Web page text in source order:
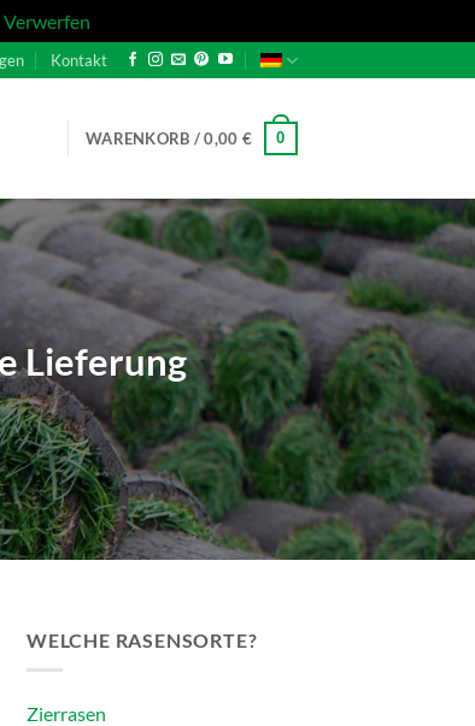
Verwerfen
Kontakt
WARENKORB /0,00 € 0
Lieferung
WELCHE RASENSORTE?
Zierrasen